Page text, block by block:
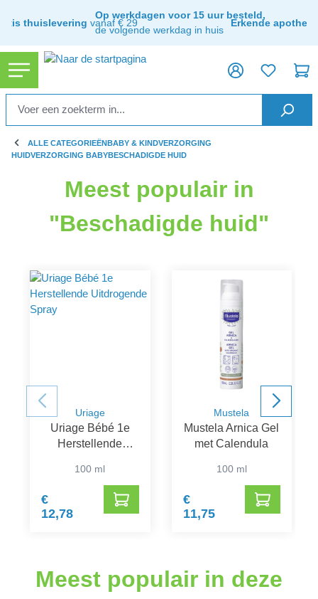
thuislevering vanaf € 29
Op werkdagen voor 15 uur besteld,
de volgende werkdag in huis
Erkende apotheek
ALLE CATEGORIEËNBABY & KINDVERZORGING
HUIDVERZORGING BABYBESCHADIGDE HUID
Meest populair in
"Beschadigde huid"
Uriage
Uriage Bébé 1e
Herstellende
100 ml
€
12,78
Mustela
Mustela Arnica Gel
met Calendula
100 ml
€
11,75
Meest populair in deze